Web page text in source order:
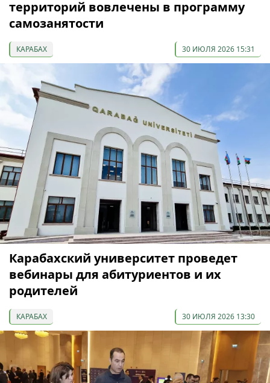
территорий вовлечены в программу
самозанятости
КАРАБАХ 30 ИЮЛЯ 2026 15:31
Карабахский университет проведет
вебинары для абитуриентов и их
родителей
КАРАБАХ 30 ИЮЛЯ 2026 13:30